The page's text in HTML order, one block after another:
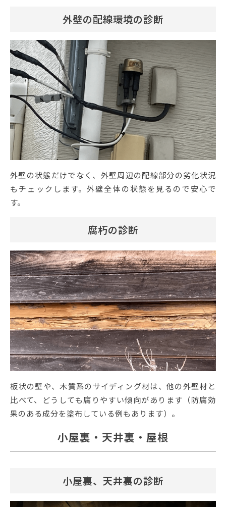
外壁の配線環境の診断
外壁の状態だけでなく、外壁周辺の配線部分の劣化状況
もチェックします。外壁全体の状態を見るので安心で
す。
腐朽の診断
板状の壁や、木質系のサイディング材は、他の外壁材と
比べて、どうしても腐りやすい傾向があります（防腐効
果のある成分を塗布している例もあります）。
小屋裏・天井裏・屋根
小屋裏、天井裏の診断